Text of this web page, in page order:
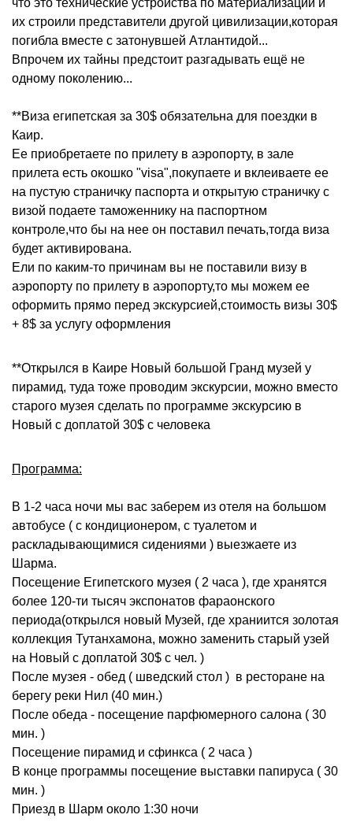
что это технические устройства по материализации и
их строили представители другой цивилизации,которая
погибла вместе с затонувшей Атлантидой...
Впрочем их тайны предстоит разгадывать ещё не
одному поколению...
**Виза египетская за 30$ обязательна для поездки в
Каир.
Ее приобретаете по прилету в аэропорту, в зале
прилета есть окошко "visa",покупаете и вклеиваете ее
на пустую страничку паспорта и открытую страничку с
визой подаете таможеннику на паспортном
контроле,что бы на нее он поставил печать,тогда виза
будет активирована.
Ели по каким-то причинам вы не поставили визу в
аэропорту по прилету в аэропорту,то мы можем ее
оформить прямо перед экскурсией,стоимость визы 30$
+ 8$ за услугу оформления
**Открылся в Каире Новый большой Гранд музей у
пирамид, туда тоже проводим экскурсии, можно вместо
старого музея сделать по программе экскурсию в
Новый с доплатой 30$ с человека
Программа:
В 1-2 часа ночи мы вас заберем из отеля на большом
автобусе ( с кондиционером, с туалетом и
раскладывающимися сидениями ) выезжаете из
Шарма.
Посещение Египетского музея ( 2 часа ), где хранятся
более 120-ти тысяч экспонатов фараонского
периода(открылся новый Музей, где храниится золотая
коллекция Тутанхамона, можно заменить старый узей
на Новый с доплатой 30$ с чел. )
После музея - обед ( шведский стол ) в ресторане на
берегу реки Нил (40 мин.)
После обеда - посещение парфюмерного салона ( 30
мин. )
Посещение пирамид и сфинкса ( 2 часа )
В конце программы посещение выставки папируса ( 30
мин. )
Приезд в Шарм около 1:30 ночи